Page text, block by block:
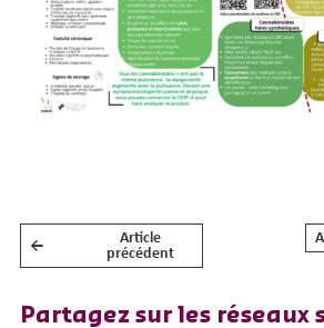
NAVIGATION DE
←
Article
précédent
Partagez sur les réseaux